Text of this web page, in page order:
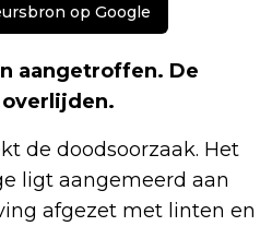
op Google
aangetroffen. De
de doodsoorzaak. Het
ligt aangemeerd aan
afgezet met linten en